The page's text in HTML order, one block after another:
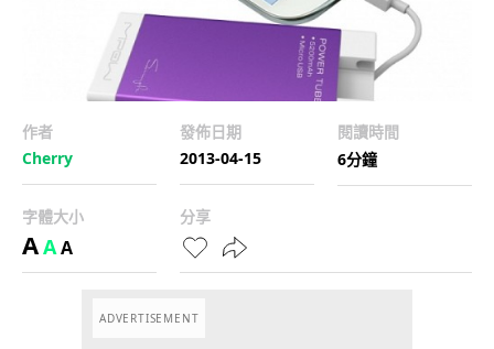
作者
Cherry
發佈日期
2013-04-15
閱讀時間
6分鐘
字體大小
AAA
分享
ADVERTISEMENT